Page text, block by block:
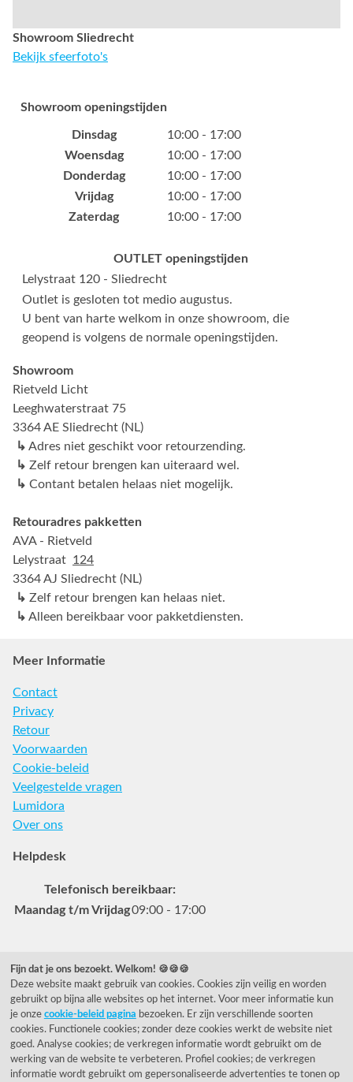
Showroom Sliedrecht
Bekijk sfeerfoto's
Showroom openingstijden
Dinsdag
10:00 - 17:00
Woensdag
10:00 - 17:00
Donderdag
10:00 - 17:00
Vrijdag
10:00 - 17:00
Zaterdag
10:00 - 17:00
OUTLET openingstijden
Lelystraat 120 - Sliedrecht
Outlet is gesloten tot medio augustus.
U bent van harte welkom in onze showroom, die
geopend is volgens de normale openingstijden.
Showroom
Rietveld Licht
Leeghwaterstraat 75
3364 AE Sliedrecht (NL)
↳ Adres niet geschikt voor retourzending.
↳ Zelf retour brengen kan uiteraard wel.
↳ Contant betalen helaas niet mogelijk.
Retouradres pakketten
AVA - Rietveld
Lelystraat 124
3364 AJ Sliedrecht (NL)
↳ Zelf retour brengen kan helaas niet.
↳ Alleen bereikbaar voor pakketdiensten.
Meer Informatie
Contact
Privacy
Retour
Voorwaarden
Cookie-beleid
Veelgestelde vragen
Lumidora
Over ons
Helpdesk
Telefonisch bereikbaar:
Maandag t/m Vrijdag09:00 - 17:00
Veelgestelde vragen
0031 78 615 44 15
helpdesk@rietveldlicht.nl
Facebook InstagramPinterest
Fijn dat je ons bezoekt. Welkom! 🍪🍪🍪
Deze website maakt gebruik van cookies. Cookies zijn veilig en worden
gebruikt op bijna alle websites op het internet. Voor meer informatie kun
je onze cookie-beleid pagina bezoeken. Er zijn verschillende soorten
cookies. Functionele cookies; zonder deze cookies werkt de website niet
goed. Analyse cookies; de verkregen informatie wordt gebruikt om de
werking van de website te verbeteren. Profiel cookies; de verkregen
informatie wordt gebruikt om gepersonaliseerde advertenties te tonen op